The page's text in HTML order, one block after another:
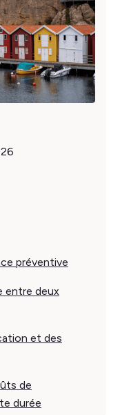
préventive
entre deux
et des
de
durée